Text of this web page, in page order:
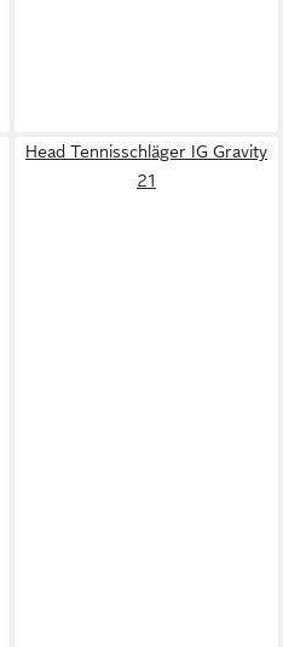
Head Tennisschläger IG Gravity
21